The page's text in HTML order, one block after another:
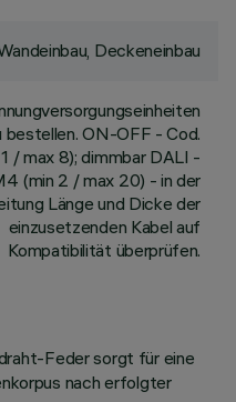
Deckeneinbau
bestellen. ON-OFF - Cod.
/ max 8); dimmbar DALI -
(min 2 / max 20) - in der
Länge und Dicke der
einzusetzenden Kabel auf
Kompatibilität überprüfen.
Feder sorgt für eine
nach erfolgter